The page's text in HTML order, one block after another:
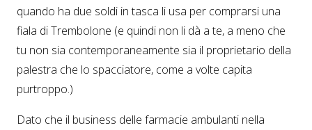
quando ha due soldi in tasca li usa per comprarsi una
fiala di Trembolone (e quindi non li dà a te, a meno che
tu non sia contemporaneamente sia il proprietario della
palestra che lo spacciatore, come a volte capita
purtroppo.)
Dato che il business delle farmacie ambulanti nella